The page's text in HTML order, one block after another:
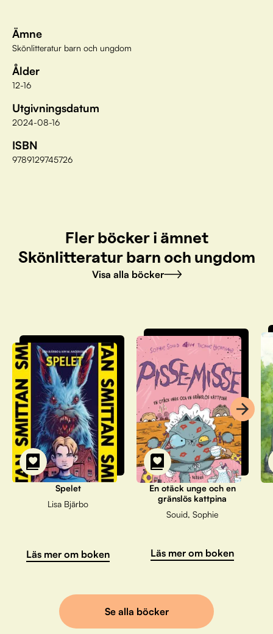
Ämne
Skönlitteratur barn och ungdom
Ålder
12-16
Utgivningsdatum
2024-08-16
ISBN
9789129745726
Fler böcker i ämnet
Skönlitteratur barn och ungdom
Visa alla böcker
Spelet
Lisa Bjärbo
Läs mer om boken
En otäck unge och en
gränslös kattpina
Souid, Sophie
Läs mer om boken
Se alla böcker